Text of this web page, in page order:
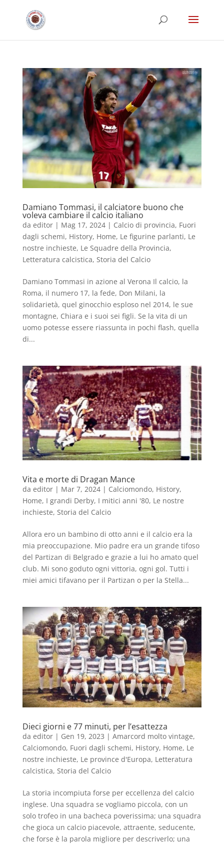
Damiano Tommasi, il calciatore buono che
voleva cambiare il calcio italiano
da editor| Mag 17, 2024| Calcio di provincia, Fuori
dagli schemi, History, Home, Le figurine parlanti, Le
nostre inchieste, Le Squadre della Provincia,
Letteratura calcistica, Storia del Calcio
Damiano Tommasi in azione al Verona Il calcio, la
Roma, il numero 17, la fede, Don Milani, la
solidarietà, quel ginocchio esploso nel 2014, le sue
montagne, Chiara e i suoi sei figli. Se la vita di un
uomo potesse essere riassunta in pochi flash, quella
di...
Vita e morte di Dragan Mance
da editor| Mar 7, 2024| Calciomondo, History,
Home, I grandi Derby, I mitici anni '80, Le nostre
inchieste, Storia del Calcio
Allora ero un bambino di otto anni e il calcio era la
mia preoccupazione. Mio padre era un grande tifoso
del Partizan di Belgrado e grazie a lui ho amato quel
club. Mi sono goduto ogni vittoria, ogni gol. Tutti i
miei amici tifavano per il Partizan o per la Stella...
Dieci giorni e 77 minuti, per l’esattezza
da editor| Gen 19, 2023 | Amarcord molto vintage,
Calciomondo, Fuori dagli schemi, History, Home, Le
nostre inchieste, Le province d'Europa, Letteratura
calcistica, Storia del Calcio
La storia incompiuta forse per eccellenza del calcio
inglese. Una squadra se vogliamo piccola, con un
solo trofeo in una bacheca poverissima; una squadra
che gioca un calcio piacevole, attraente, seducente,
che forse è la parola migliore per descriverlo; una